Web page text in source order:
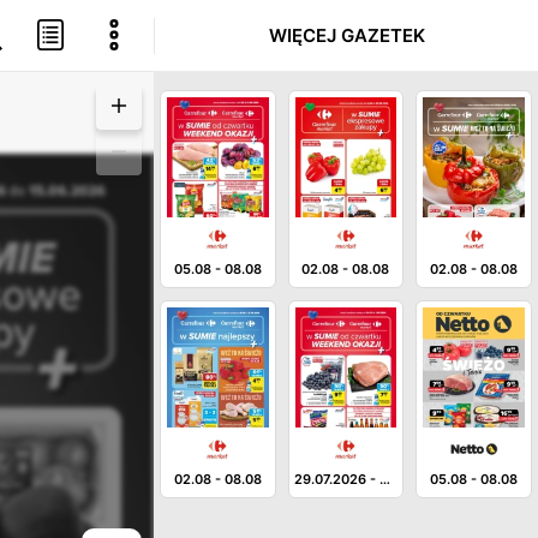
WIĘCEJ GAZETEK
05.08- 08.08 02.08 -08.08 02.08 -08.08
02.08- 08.08 29.07.2026- 01.08.3036
05.08 -08.08